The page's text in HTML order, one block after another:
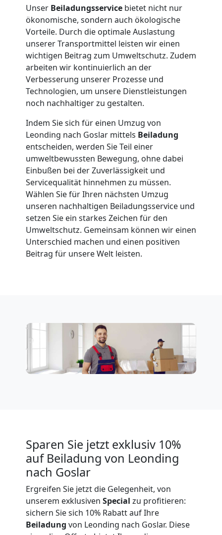
Unser Beiladungsservice bietet nicht nur
ökonomische, sondern auch ökologische
Vorteile. Durch die optimale Auslastung
unserer Transportmittel leisten wir einen
wichtigen Beitrag zum Umweltschutz. Zudem
arbeiten wir kontinuierlich an der
Verbesserung unserer Prozesse und
Technologien, um unsere Dienstleistungen
noch nachhaltiger zu gestalten.
Indem Sie sich für einen Umzug von
Leonding nach Goslar mittels Beiladung
entscheiden, werden Sie Teil einer
umweltbewussten Bewegung, ohne dabei
Einbußen bei der Zuverlässigkeit und
Servicequalität hinnehmen zu müssen.
Wählen Sie für Ihren nächsten Umzug
unseren nachhaltigen Beiladungsservice und
setzen Sie ein starkes Zeichen für den
Umweltschutz. Gemeinsam können wir einen
Unterschied machen und einen positiven
Beitrag für unsere Welt leisten.
Sparen Sie jetzt exklusiv 10%
auf Beiladung von Leonding
nach Goslar
Ergreifen Sie jetzt die Gelegenheit, von
unserem exklusiven Special zu profitieren:
sichern Sie sich 10% Rabatt auf Ihre
Beiladung von Leonding nach Goslar. Diese
Umzug
für
Senioren
Leonding
Fernumzug
Leonding
Firmenumzug
Leonding
Expressumzug
Leonding
Leonding
Kleiner
Umzug
Leonding